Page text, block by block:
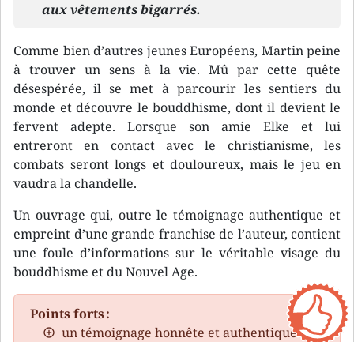
aux vêtements bigarrés.
Comme bien d’autres jeunes Européens, Martin peine
à trouver un sens à la vie. Mû par cette quête
désespérée, il se met à parcourir les sentiers du
monde et découvre le bouddhisme, dont il devient le
fervent adepte. Lorsque son amie Elke et lui
entreront en contact avec le christianisme, les
combats seront longs et douloureux, mais le jeu en
vaudra la chandelle.
Un ouvrage qui, outre le témoignage authentique et
empreint d’une grande franchise de l’auteur, contient
une foule d’informations sur le véritable visage du
bouddhisme et du Nouvel Age.
Points forts :
un témoignage honnête et authentique